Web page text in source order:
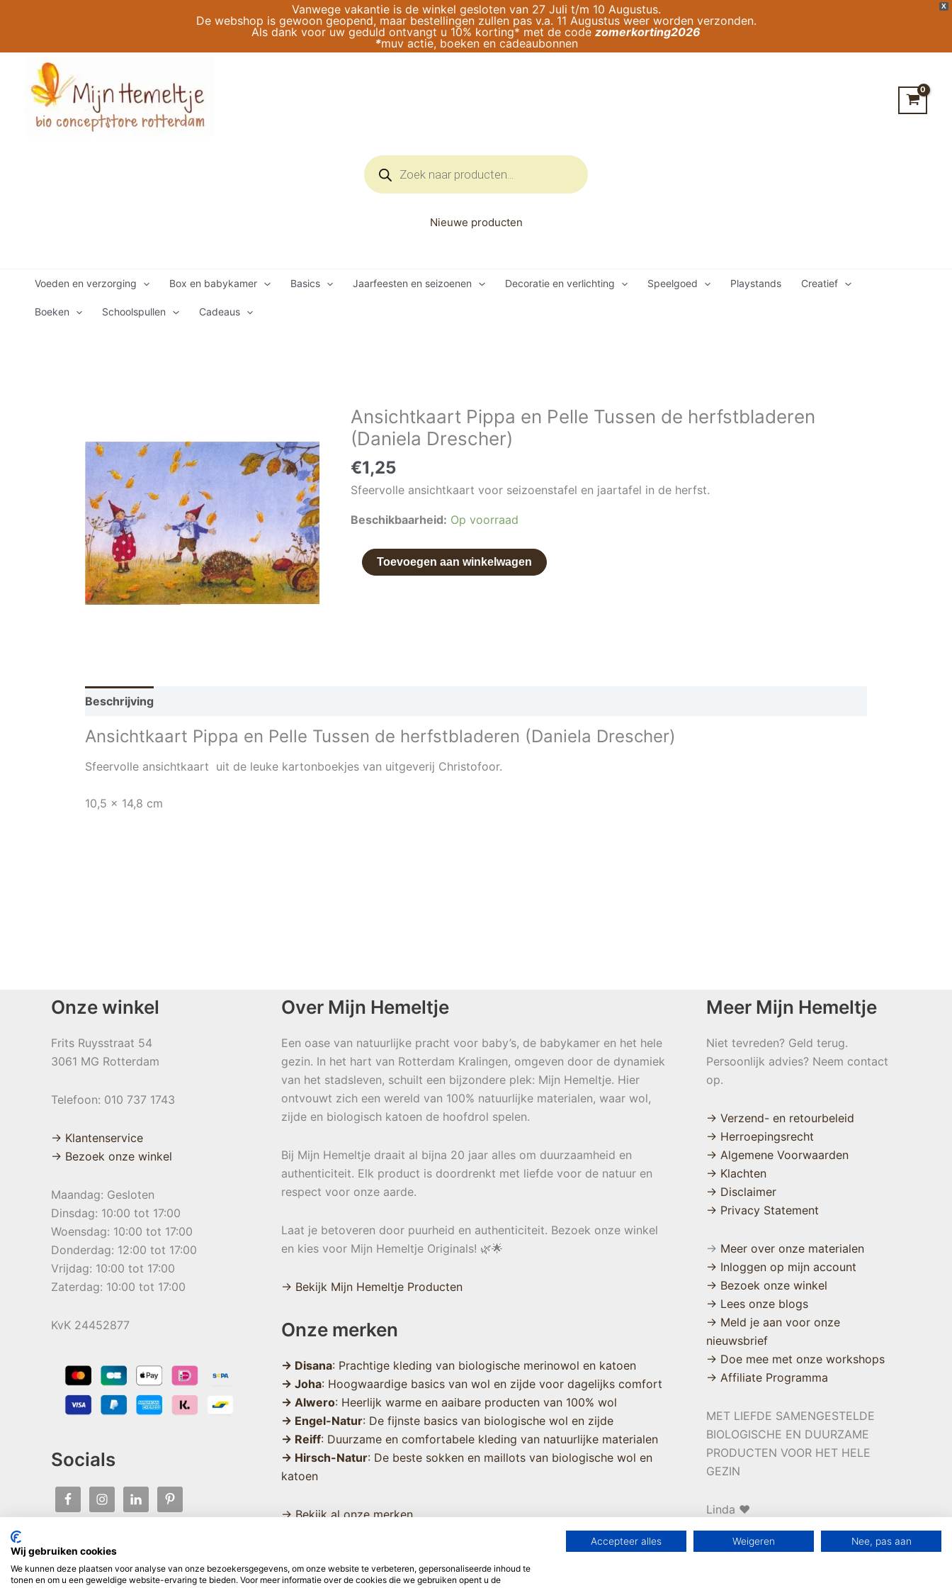
X
Vanwege vakantie is de winkel gesloten van 27 Juli t/m 10 Augustus.
De webshop is gewoon geopend, maar bestellingen zullen pas v.a. 11 Augustus weer worden verzonden.
Als dank voor uw geduld ontvangt u 10% korting* met de code zomerkorting2026
*muv actie, boeken en cadeaubonnen
Producten
zoeken
Nieuwe producten
Voeden en verzorging Box en babykamer Basics Jaarfeesten en seizoenen Decoratie en verlichting Speelgoed Playstands Creatief
Boeken Schoolspullen Cadeaus
Ansichtkaart Pippa en Pelle Tussen de herfstbladeren
(Daniela Drescher)
€1,25
Sfeervolle ansichtkaart voor seizoenstafel en jaartafel in de herfst.
Beschikbaarheid: Op voorraad
Ansichtkaart
Pippa
en
Pelle
Tussen
herfstbladeren
Drescher)
aantal
Toevoegen aan winkelwagen
Beschrijving
Ansichtkaart Pippa en Pelle Tussen de herfstbladeren (Daniela Drescher)
Sfeervolle ansichtkaart uit de leuke kartonboekjes van uitgeverij Christofoor.
10,5 x 14,8 cm
Onze winkel
Frits Ruysstraat 54
3061 MG Rotterdam
Telefoon: 010 737 1743
→ Klantenservice
→ Bezoek onze winkel
Maandag: Gesloten
Dinsdag: 10:00 tot 17:00
Woensdag: 10:00 tot 17:00
Donderdag: 12:00 tot 17:00
Vrijdag: 10:00 tot 17:00
Zaterdag: 10:00 tot 17:00
KvK 24452877
Socials
Over Mijn Hemeltje
Een oase van natuurlijke pracht voor baby’s, de babykamer en het hele
gezin. In het hart van Rotterdam Kralingen, omgeven door de dynamiek
van het stadsleven, schuilt een bijzondere plek: Mijn Hemeltje. Hier
ontvouwt zich een wereld van 100% natuurlijke materialen, waar wol,
zijde en biologisch katoen de hoofdrol spelen.
Bij Mijn Hemeltje draait al bijna 20 jaar alles om duurzaamheid en
authenticiteit. Elk product is doordrenkt met liefde voor de natuur en
respect voor onze aarde.
Laat je betoveren door puurheid en authenticiteit. Bezoek onze winkel
en kies voor Mijn Hemeltje Originals! 🌿🌟
→ Bekijk Mijn Hemeltje Producten
Onze merken
→ Disana: Prachtige kleding van biologische merinowol en katoen
→ Joha: Hoogwaardige basics van wol en zijde voor dagelijks comfort
→ Alwero: Heerlijk warme en aaibare producten van 100% wol
→ Engel-Natur: De fijnste basics van biologische wol en zijde
→ Reiff: Duurzame en comfortabele kleding van natuurlijke materialen
→ Hirsch-Natur: De beste sokken en maillots van biologische wol en
katoen
→ Bekijk al onze merken
Meer Mijn Hemeltje
Niet tevreden? Geld terug.
Persoonlijk advies? Neem contact
op.
→ Verzend- en retourbeleid
→ Herroepingsrecht
→ Algemene Voorwaarden
→ Klachten
→ Disclaimer
→ Privacy Statement
→ Meer over onze materialen
→ Inloggen op mijn account
→ Bezoek onze winkel
→ Lees onze blogs
→ Meld je aan voor onze
nieuwsbrief
→ Doe mee met onze workshops
→ Affiliate Programma
MET LIEFDE SAMENGESTELDE
BIOLOGISCHE EN DUURZAME
PRODUCTEN VOOR HET HELE
GEZIN
Linda ❤️
Wij gebruiken cookies
We kunnen deze plaatsen voor analyse van onze bezoekersgegevens, om onze website te verbeteren, gepersonaliseerde inhoud te
tonen en om u een geweldige website-ervaring te bieden. Voor meer informatie over de cookies die we gebruiken opent u de
Accepteer alles Weigeren Nee, pas aan